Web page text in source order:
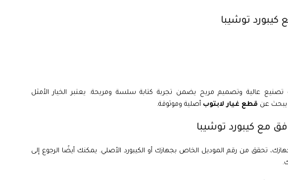
كيبورد توشيبا
تصنيع عالية وتصميم مريح يضمن تجربة كتابة سلسة ومريحة. يعتبر الخيار الأمثل
يبحث عن قطع غيار لابتوب أصلية وموثوقة.
مع كيبورد توشيبا
تحقق من رقم الموديل الخاص بجهازك أو الكيبورد الأصلي. يمكنك أيضًا الرجوع إلى